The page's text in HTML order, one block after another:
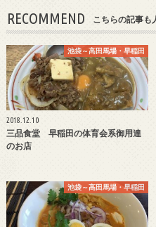
RECOMMEND こちらの記事も
池袋～高田馬場・早稲田
2018.12.10
三品食堂 早稲田の体育会系御用達
のお店
池袋～高田馬場・早稲田